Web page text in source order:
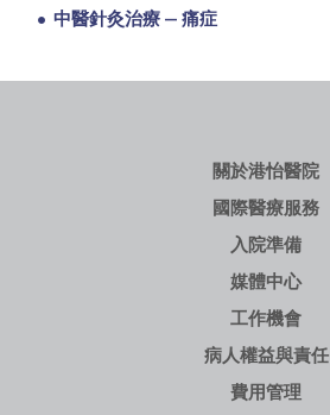
中醫針灸治療 — 痛症
關於港怡醫院
國際醫療服務
入院準備
媒體中心
工作機會
病人權益與責任
費用管理